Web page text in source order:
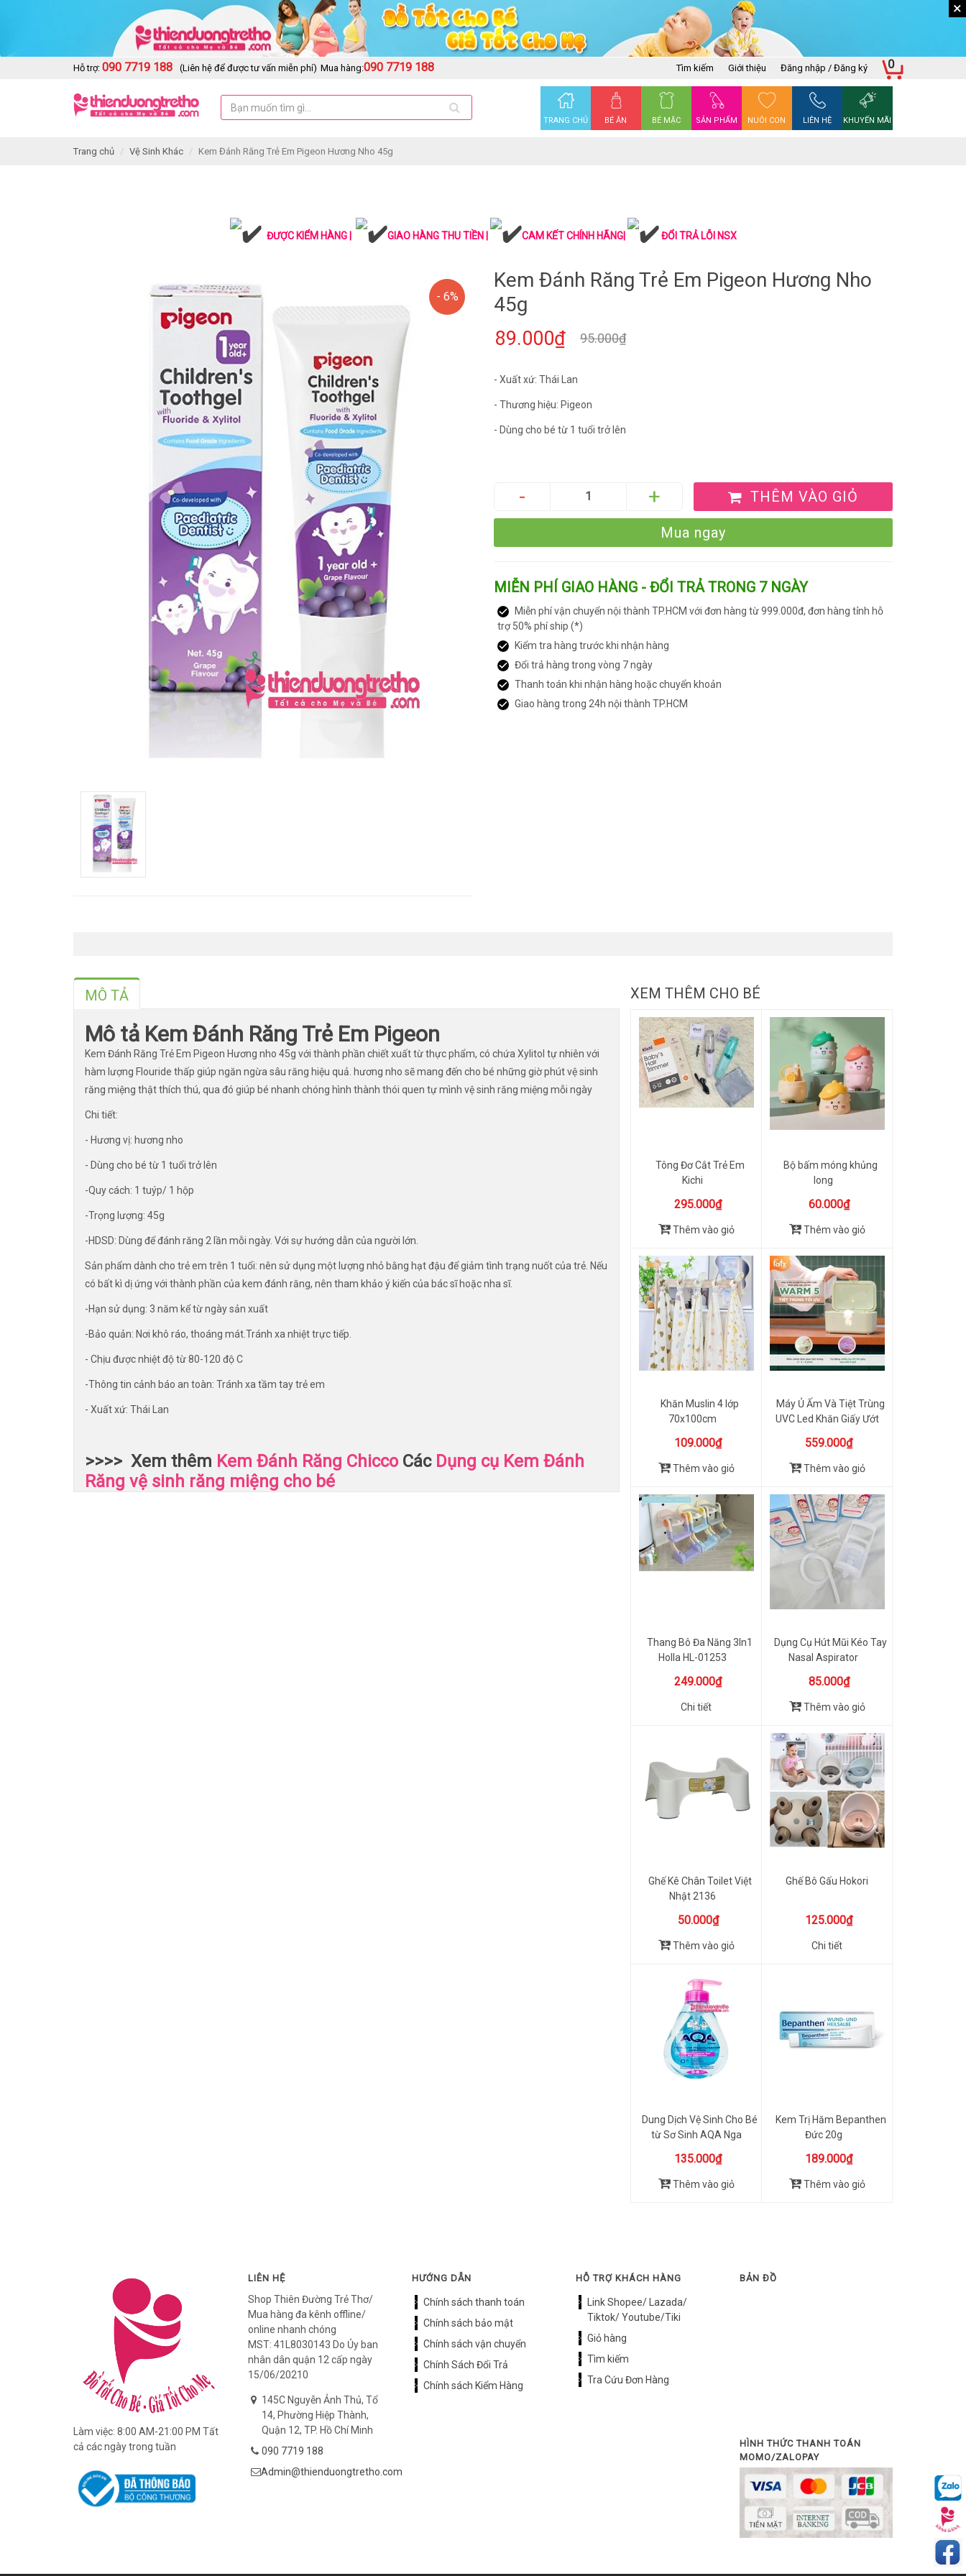
×
Hỗ trợ: 090 7719 188 (Liên hệ để được tư vấn miễn phí) Mua hàng:090 7719 188 Tìm kiếm Giới thiệu Đăng nhập / Đăng ký
TRANG CHỦ BÉ ĂN BÉ MẶC SẢN PHẨM NUÔI CON LIÊN HỆ KHUYẾN MÃI
0
Trang chủ Vệ Sinh Khác Kem Đánh Răng Trẻ Em Pigeon Hương Nho 45g
ĐƯỢC KIỂM HÀNG | GIAO HÀNG THU TIỀN | CAM KẾT CHÍNH HÃNG| ĐỔI TRẢ LỖI NSX
- 6%
Kem Đánh Răng Trẻ Em Pigeon Hương Nho
45g
89.000₫ 95.000₫
- Xuất xứ: Thái Lan
- Thương hiệu: Pigeon
- Dùng cho bé từ 1 tuổi trở lên
THÊM VÀO GIỎ
Mua ngay
MIỄN PHÍ GIAO HÀNG - ĐỔI TRẢ TRONG 7 NGÀY
Miễn phí vận chuyển nội thành TP.HCM với đơn hàng từ 999.000đ, đơn hàng tỉnh hỗ
trợ 50% phí ship (*)
Kiểm tra hàng trước khi nhận hàng
Đổi trả hàng trong vòng 7 ngày
Thanh toán khi nhận hàng hoặc chuyển khoản
Giao hàng trong 24h nội thành TP.HCM
MÔ TẢ
Mô tả Kem Đánh Răng Trẻ Em Pigeon
Kem Đánh Răng Trẻ Em Pigeon Hương nho 45g với thành phần chiết xuất từ thực phẩm, có chứa Xylitol tự nhiên với
hàm lượng Flouride thấp giúp ngăn ngừa sâu răng hiệu quả. hương nho sẽ mang đến cho bé những giờ phút vệ sinh
răng miệng thật thích thú, qua đó giúp bé nhanh chóng hình thành thói quen tự mình vệ sinh răng miệng mỗi ngày
Chi tiết:
- Hương vị: hương nho
- Dùng cho bé từ 1 tuổi trở lên
-Quy cách: 1 tuýp/ 1 hộp
-Trọng lượng: 45g
-HDSD: Dùng để đánh răng 2 lần mỗi ngày. Với sự hướng dẫn của người lớn.
Sản phẩm dành cho trẻ em trên 1 tuổi: nên sử dụng một lượng nhỏ bằng hạt đậu để giảm tình trạng nuốt của trẻ. Nếu
có bất kì dị ứng với thành phần của kem đánh răng, nên tham khảo ý kiến của bác sĩ hoặc nha sĩ.
-Hạn sử dụng: 3 năm kể từ ngày sản xuất
-Bảo quản: Nơi khô ráo, thoáng mát.Tránh xa nhiệt trực tiếp.
- Chịu được nhiệt độ từ 80-120 độ C
-Thông tin cảnh báo an toàn: Tránh xa tầm tay trẻ em
- Xuất xứ: Thái Lan
>>>> Xem thêm Kem Đánh Răng ChiccoCác Dụng cụ Kem Đánh
Răng vệ sinh răng miệng cho bé
XEM THÊM CHO BÉ
Tông Đơ Cắt Trẻ Em
Kichi
295.000₫
Thêm vào giỏ
Bộ bấm móng khủng
long
60.000₫
Thêm vào giỏ
Khăn Muslin 4 lớp
70x100cm
109.000₫
Thêm vào giỏ
Máy Ủ Ấm Và Tiệt Trùng
UVC Led Khăn Giấy Ướt
559.000₫
Thêm vào giỏ
Thang Bô Đa Năng 3In1
Holla HL-01253
249.000₫
Chi tiết
Dụng Cụ Hút Mũi Kéo Tay
Nasal Aspirator
85.000₫
Thêm vào giỏ
Ghế Kê Chân Toilet Việt
Nhật 2136
50.000₫
Thêm vào giỏ
Ghế Bô Gấu Hokori
125.000₫
Chi tiết
Dung Dịch Vệ Sinh Cho Bé
từ Sơ Sinh AQA Nga
135.000₫
Thêm vào giỏ
Kem Trị Hăm Bepanthen
Đức 20g
189.000₫
Thêm vào giỏ
Làm việc: 8:00 AM-21:00 PM Tất
cả các ngày trong tuần
LIÊN HỆ
Shop Thiên Đường Trẻ Thơ/
Mua hàng đa kênh offline/
online nhanh chóng
MST: 41L8030143 Do Ủy ban
nhân dân quận 12 cấp ngày
15/06/20210
145C Nguyễn Ảnh Thủ, Tổ
14, Phường Hiệp Thành,
Quận 12, TP. Hồ Chí Minh
090 7719 188
Admin@thienduongtretho.com
HƯỚNG DẪN
Chính sách thanh toán
Chính sách bảo mật
Chính sách vận chuyển
Chính Sách Đổi Trả
Chính sách Kiểm Hàng
HỖ TRỢ KHÁCH HÀNG
Link Shopee/ Lazada/
Tiktok/ Youtube/Tiki
Giỏ hàng
Tìm kiếm
Tra Cứu Đơn Hàng
BẢN ĐỒ
HÌNH THỨC THANH TOÁN
MOMO/ZALOPAY